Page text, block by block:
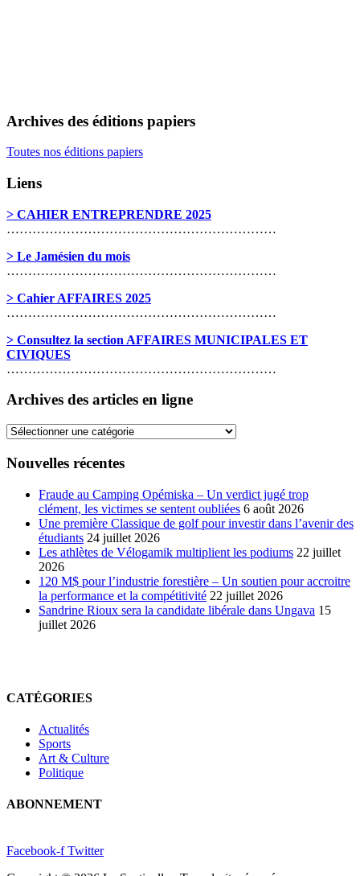
Archives des éditions papiers
Toutes nos éditions papiers
Liens
> CAHIER ENTREPRENDRE 2025
………………………………………………………
> Le Jamésien du mois
………………………………………………………
> Cahier AFFAIRES 2025
………………………………………………………
> Consultez la section AFFAIRES MUNICIPALES ET
CIVIQUES
………………………………………………………
Archives des articles en ligne
Archives
articles
Nouvelles récentes
Fraude au Camping Opémiska – Un verdict jugé trop
clément, les victimes se sentent oubliées 6 août 2026
Une première Classique de golf pour investir dans l’avenir des
étudiants 24 juillet 2026
Les athlètes de Vélogamik multiplient les podiums 22 juillet
2026
120 M$ pour l’industrie forestière – Un soutien pour accroitre
la performance et la compétitivité 22 juillet 2026
Sandrine Rioux sera la candidate libérale dans Ungava 15
juillet 2026
CATÉGORIES
Actualités
Sports
Art & Culture
Politique
ABONNEMENT
Facebook-f Twitter